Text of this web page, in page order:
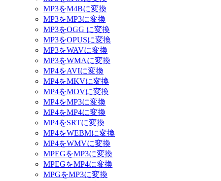
MP3をM4Bに変換
MP3をMP3に変換
MP3をOGG に変換
MP3をOPUSに変換
MP3をWAVに変換
MP3をWMAに変換
MP4をAVIに変換
MP4をMKVに変換
MP4をMOVに変換
MP4をMP3に変換
MP4をMP4に変換
MP4をSRTに変換
MP4をWEBMに変換
MP4をWMVに変換
MPEGをMP3に変換
MPEGをMP4に変換
MPGをMP3に変換